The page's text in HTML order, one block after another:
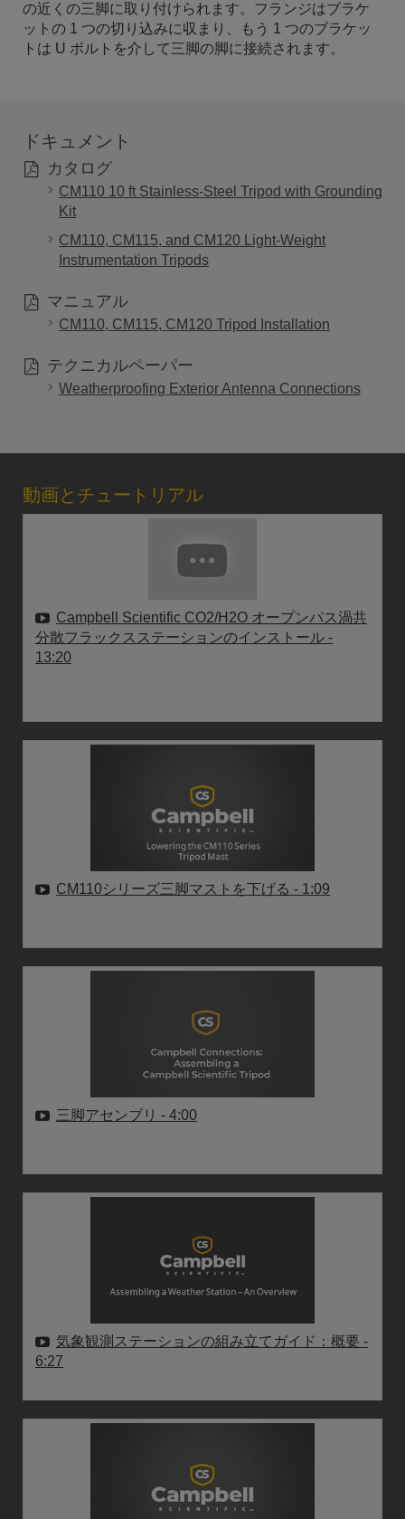
の近くの三脚に取り付けられます。フランジはブラケ
ットの 1 つの切り込みに収まり、もう 1 つのブラケッ
トは U ボルトを介して三脚の脚に接続されます。
ドキュメント
カタログ
CM110 10 ft Stainless-Steel Tripod with Grounding
Kit
CM110, CM115, and CM120 Light-Weight
Instrumentation Tripods
マニュアル
CM110, CM115, CM120 Tripod Installation
テクニカルペーパー
Weatherproofing Exterior Antenna Connections
動画とチュートリアル
Campbell Scientific CO2/H2O オープンパス渦共
分散フラックスステーションのインストール -
13:20
CM110シリーズ三脚マストを下げる - 1:09
三脚アセンブリ - 4:00
気象観測ステーションの組み立てガイド：概要 -
6:27